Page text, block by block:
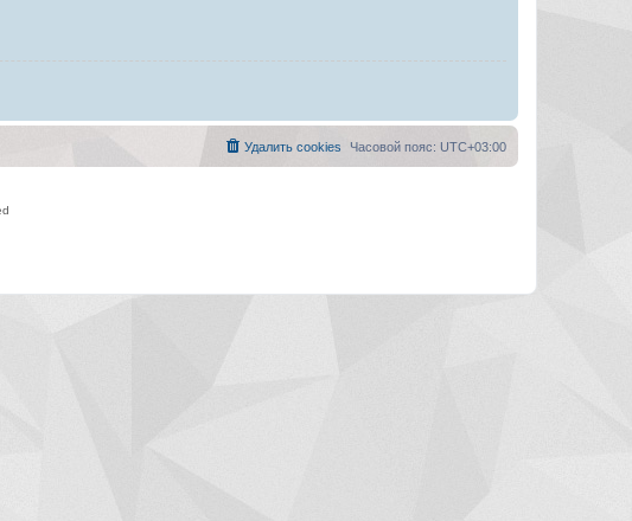
Часовой пояс: UTC+03:00
Удалить cookies